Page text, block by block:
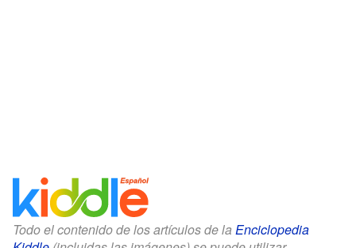
Todo el contenido de los artículos de la Enciclopedia